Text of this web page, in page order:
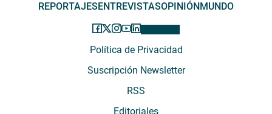
REPORTAJES ENTREVISTASOPINIÓN MUNDO
Política de Privacidad
Suscripción Newsletter
RSS
Editoriales